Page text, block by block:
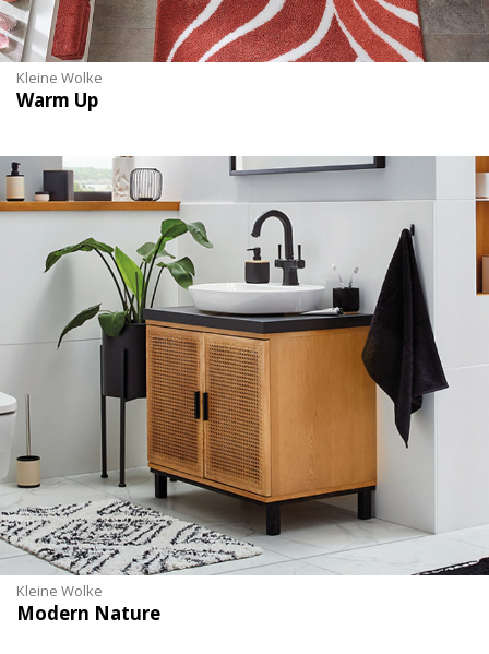
Kleine Wolke
Warm Up
Kleine Wolke
Modern Nature